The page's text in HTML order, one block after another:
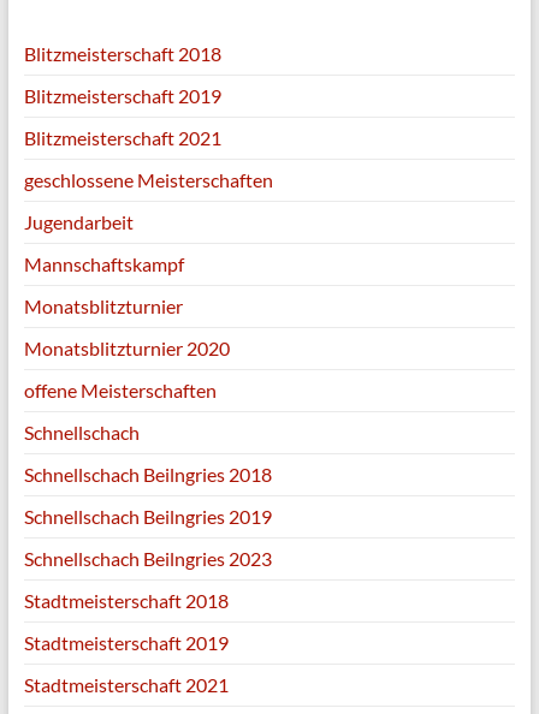
w
e
s
Blitzmeisterschaft 2018
Blitzmeisterschaft 2019
Blitzmeisterschaft 2021
geschlossene Meisterschaften
Jugendarbeit
Mannschaftskampf
Monatsblitzturnier
Monatsblitzturnier 2020
offene Meisterschaften
Schnellschach
Schnellschach Beilngries 2018
Schnellschach Beilngries 2019
Schnellschach Beilngries 2023
Stadtmeisterschaft 2018
Stadtmeisterschaft 2019
Stadtmeisterschaft 2021